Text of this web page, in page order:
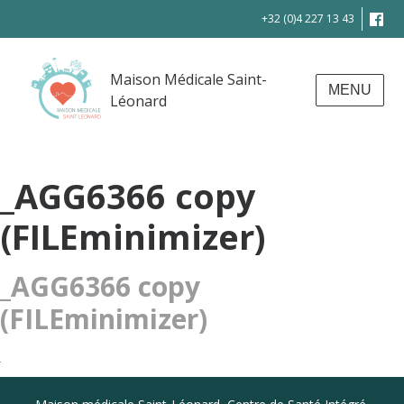
Maison Médicale Saint-
Léonard
+32 (0)4 227 13 43
MENU
_AGG6366 copy
(FILEminimizer)
_AGG6366 copy
(FILEminimizer)